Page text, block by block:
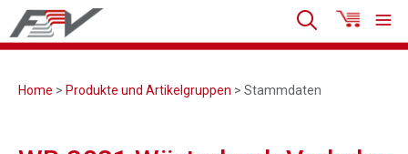
Home > Produkte und Artikelgruppen > Stammdaten